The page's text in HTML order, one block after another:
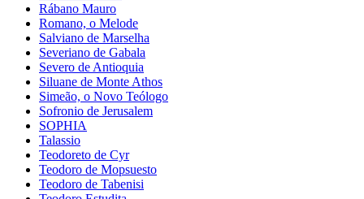
Rábano Mauro
Romano, o Melode
Salviano de Marselha
Severiano de Gabala
Severo de Antioquia
Siluane de Monte Athos
Simeão, o Novo Teólogo
Sofronio de Jerusalem
SOPHIA
Talassio
Teodoreto de Cyr
Teodoro de Mopsuesto
Teodoro de Tabenisi